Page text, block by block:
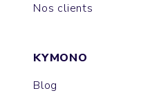
Nos clients
KYMONO
Blog